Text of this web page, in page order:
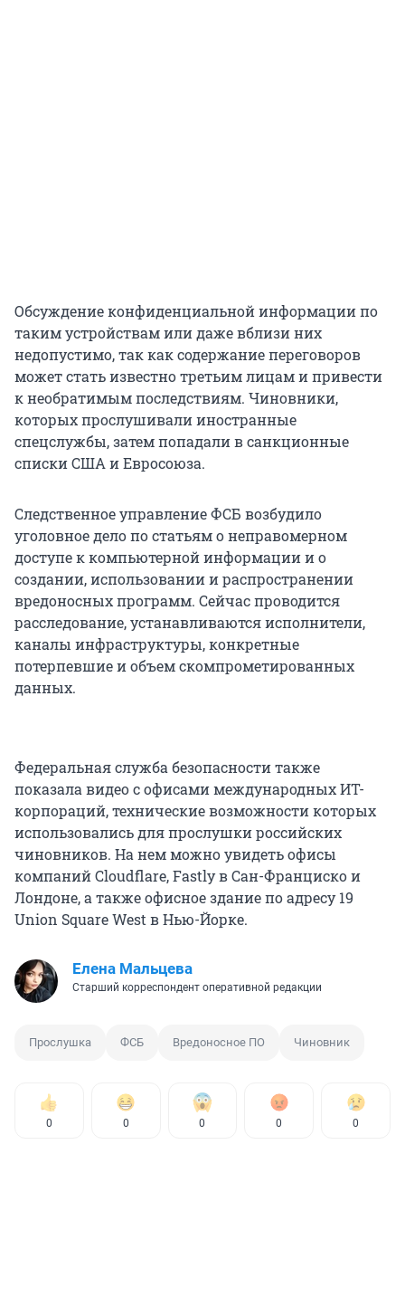
Обсуждение конфиденциальной информации по
таким устройствам или даже вблизи них
недопустимо, так как содержание переговоров
может стать известно третьим лицам и привести
к необратимым последствиям. Чиновники,
которых прослушивали иностранные
спецслужбы, затем попадали в санкционные
списки США и Евросоюза.
Следственное управление ФСБ возбудило
уголовное дело по статьям о неправомерном
доступе к компьютерной информации и о
создании, использовании и распространении
вредоносных программ. Сейчас проводится
расследование, устанавливаются исполнители,
каналы инфраструктуры, конкретные
потерпевшие и объем скомпрометированных
данных.
Федеральная служба безопасности также
показала видео с офисами международных ИТ-
корпораций, технические возможности которых
использовались для прослушки российских
чиновников. На нем можно увидеть офисы
компаний Cloudflare, Fastly в Сан-Франциско и
Лондоне, а также офисное здание по адресу 19
Union Square West в Нью-Йорке.
Елена Мальцева
Старший корреспондент оперативной редакции
Прослушка ФСБ Вредоносное ПО Чиновник
0 0 0 0 0